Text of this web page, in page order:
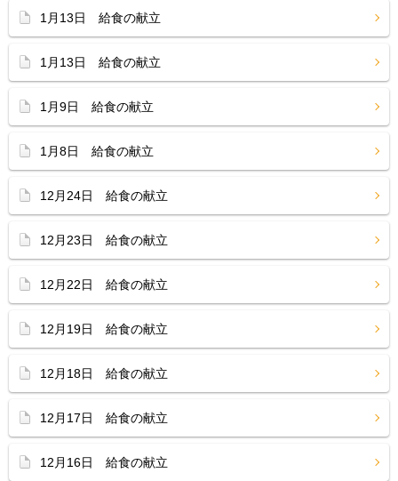
1月13日 給食の献立
1月13日 給食の献立
1月9日 給食の献立
1月8日 給食の献立
12月24日 給食の献立
12月23日 給食の献立
12月22日 給食の献立
12月19日 給食の献立
12月18日 給食の献立
12月17日 給食の献立
12月16日 給食の献立